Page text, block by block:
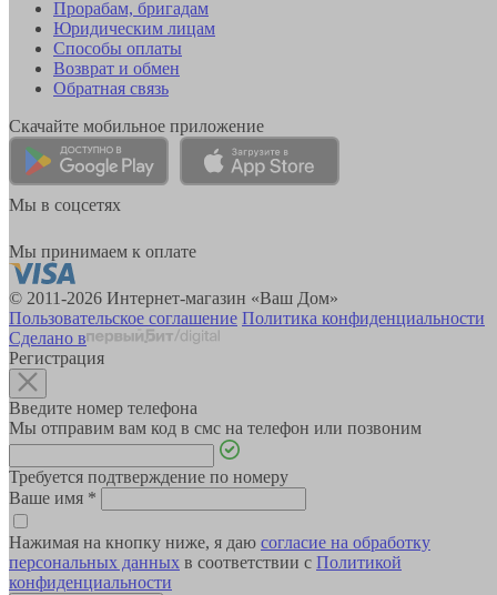
Прорабам, бригадам
Юридическим лицам
Способы оплаты
Возврат и обмен
Обратная связь
Скачайте мобильное приложение
Мы в соцсетях
Мы принимаем к оплате
© 2011-2026 Интернет-магазин «Ваш Дом»
Пользовательское соглашение Политика конфиденциальности
Сделано в
Регистрация
Введите номер телефона
Мы отправим вам код в смс на телефон или позвоним
Требуется подтверждение по номеру
Ваше имя *
Нажимая на кнопку ниже, я даю согласие на обработку
персональных данных в соответствии с Политикой
конфиденциальности